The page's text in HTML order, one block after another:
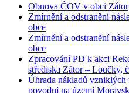
Obnova ČOV v obci Zátor
Zmírnění a odstranění
obce
Zmírnění a odstranění
obce
Zpracování PD k akci
střediska Zátor – Loučky,
Úhrada nákladů vzniklých
povodní na území